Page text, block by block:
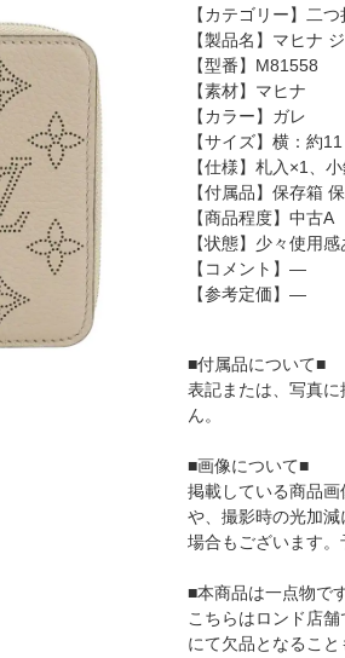
【カテゴリー】二
【製品名】マヒナ
【型番】M81558
【素材】マヒナ
【カラー】ガレ
【サイズ】横：約
【仕様】札入×1、
【付属品】保存箱
【商品程度】中古A
【状態】少々使用感
【コメント】―
【参考定価】―
■付属品について■
表記または、写真
ん。
■画像について■
掲載している商品
や、撮影時の光加
場合もございます。
■本商品は一点物で
こちらはロンド店
にて欠品となるこ